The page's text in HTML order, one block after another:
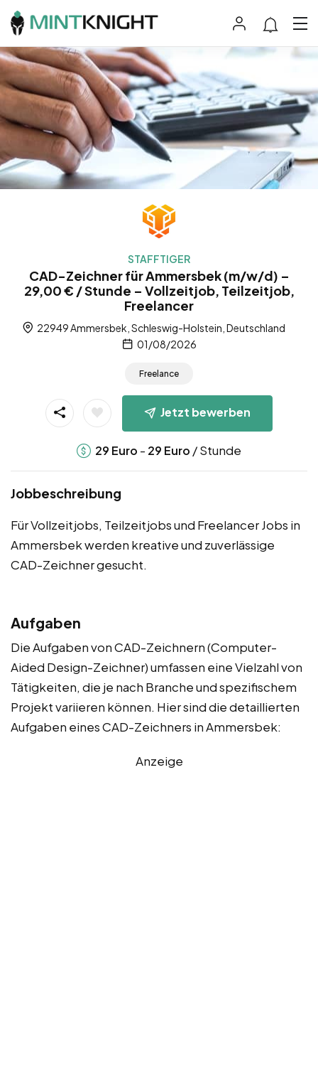
STAFFTIGER
CAD-Zeichner für Ammersbek (m/w/d) –
29,00 € / Stunde – Vollzeitjob, Teilzeitjob,
Freelancer
22949 Ammersbek, Schleswig-Holstein, Deutschland
01/08/2026
Freelance
Jetzt bewerben
29 Euro - 29 Euro / Stunde
Jobbeschreibung
Für Vollzeitjobs, Teilzeitjobs und Freelancer Jobs in
Ammersbek werden kreative und zuverlässige
CAD-Zeichner gesucht.
Aufgaben
Die Aufgaben von CAD-Zeichnern (Computer-
Aided Design-Zeichner) umfassen eine Vielzahl von
Tätigkeiten, die je nach Branche und spezifischem
Projekt variieren können. Hier sind die detaillierten
Aufgaben eines CAD-Zeichners in Ammersbek:
Anzeige